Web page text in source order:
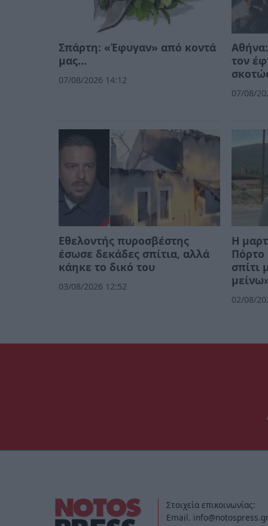
Σπάρτη: «Έφυγαν» από κοντά
μας…
07/08/2026 14:12
τον
07/08/
Εθελοντής πυροσβέστης
έσωσε δεκάδες σπίτια, αλλά
κάηκε το δικό του
03/08/2026 12:52
Η
Πόρτο
σπίτι
02/08/
Στοιχεία επικοινωνίας:
Email. info@notospress.gr